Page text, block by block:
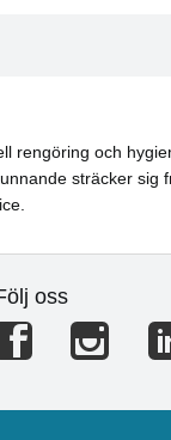
rengöring och
sträcker
oss